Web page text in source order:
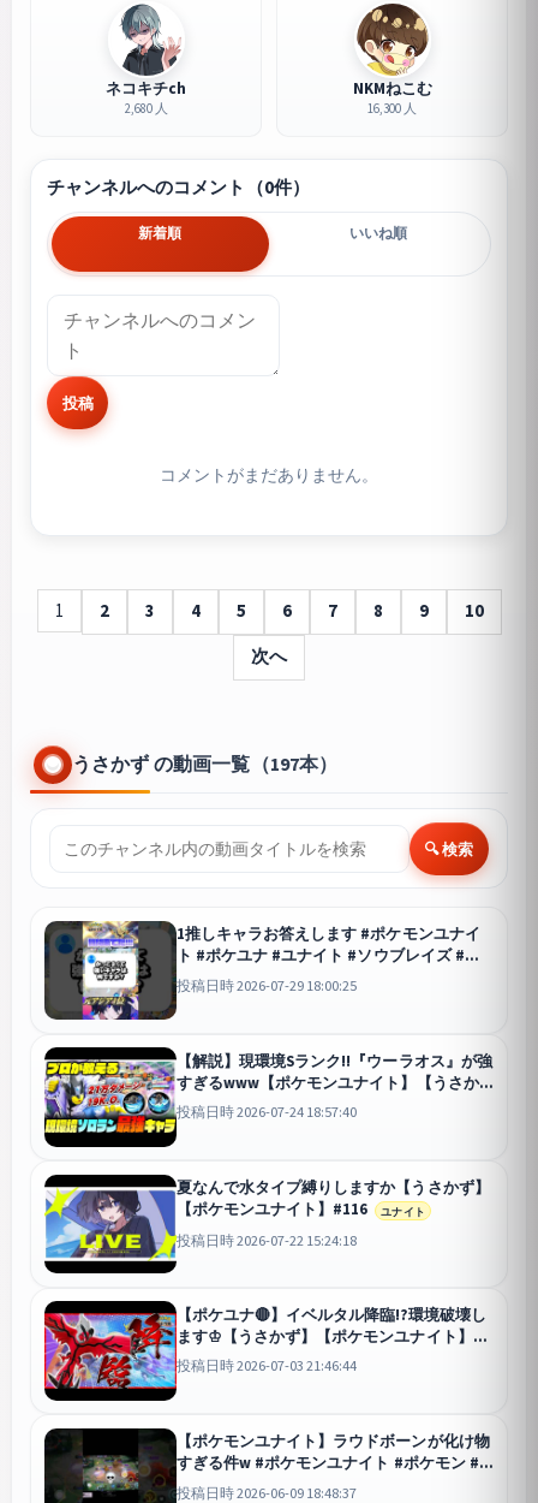
ネコキチch
2,680 人
NKMねこむ
16,300 人
チャンネルへのコメント（0件）
新着順 いいね順
投稿
コメントがまだありません。
1 2 3 4 5 6 7 8 9
10
次へ
うさかず の動画一覧（197本）
🔍 検索
1推しキャラお答えします #ポケモンユナイ
ト #ポケユナ #ユナイト #ソウブレイズ #ポ
ケモン
ユナイト
投稿日時 2026-07-29 18:00:25
【解説】現環境Sランク!!『ウーラオス』が強
すぎるwww【ポケモンユナイト】【うさか
ず】
ユナイト
投稿日時 2026-07-24 18:57:40
夏なんで水タイプ縛りしますか【うさかず】
【ポケモンユナイト】#116
ユナイト
投稿日時 2026-07-22 15:24:18
【ポケユナ🔴】イベルタル降臨!?環境破壊し
ます♔【うさかず】【ポケモンユナイト】
#110
ユナイト
投稿日時 2026-07-03 21:46:44
【ポケモンユナイト】ラウドボーンが化け物
すぎる件w #ポケモンユナイト #ポケモン #
ラウドボーン #ユナイト
投稿日時 2026-06-09 18:48:37